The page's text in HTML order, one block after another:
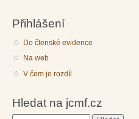
Přihlášení
Do členské evidence
Na web
V čem je rozdíl
Hledat na jcmf.cz